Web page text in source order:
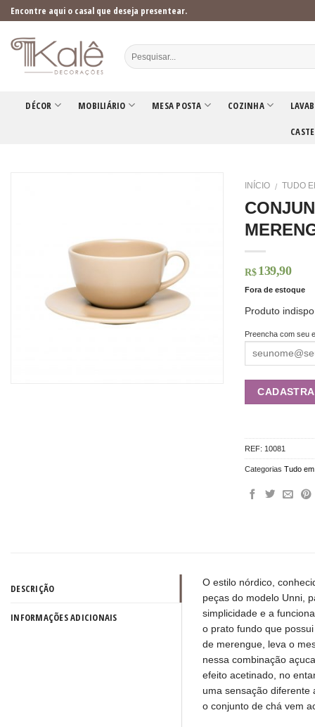
Skip
to
content
Encontre aqui o casal que deseja presentear.
DÉCOR MOBILIÁRIO MESA POSTA COZINHA
INÍCIO / TUDO
R$ 139,90
Fora de estoque
Produto
Preencha com seu
REF: 10081
CategoriasTudo
DESCRIÇÃO
INFORMAÇÕES ADICIONAIS
O estilo nórdico,
peças do modelo Unni,
simplicidade e a
o prato fundo que
de merengue, leva o
nessa combinação
efeito acetinado, no
uma sensação diferente
o conjunto de chá vem